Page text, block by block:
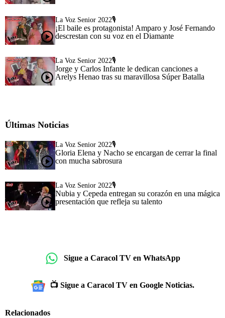
La Voz Senior 2022🎙️
¡El baile es protagonista! Amparo y José Fernando
descrestan con su voz en el Diamante
La Voz Senior 2022🎙️
Jorge y Carlos Infante le dedican canciones a
Arelys Henao tras su maravillosa Súper Batalla
Últimas Noticias
La Voz Senior 2022🎙️
Gloria Elena y Nacho se encargan de cerrar la final
con mucha sabrosura
La Voz Senior 2022🎙️
Nubia y Cepeda entregan su corazón en una mágica
presentación que refleja su talento
Sigue a Caracol TV en WhatsApp
📺 Sigue a Caracol TV en Google Noticias.
Relacionados